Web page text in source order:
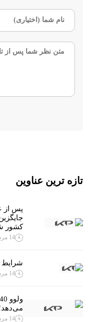
تازه ترین عناوین
پس از
کشور
14 مرداد 1405
شرایط
14 مرداد 1405
14 مرداد 1405